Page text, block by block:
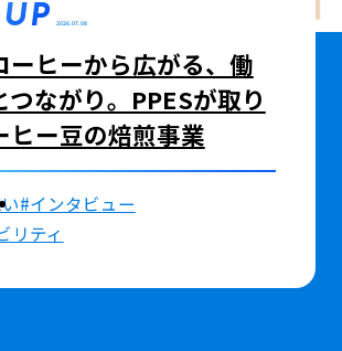
2026.07.08
ーヒーから広がる、働
つながり。PPESが取り
ヒー豆の焙煎事業
#インタビュー
リティ